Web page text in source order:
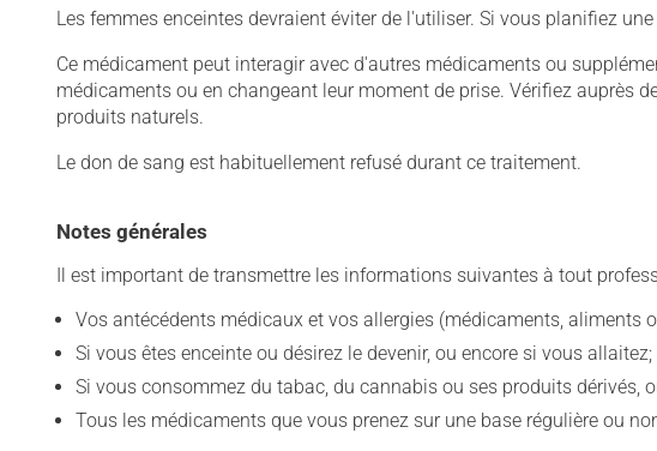
Les femmes enceintes devraient éviter de l'utiliser. Si vous planifiez
Ce médicament peut interagir avec d'autres médicaments ou
médicaments ou en changeant leur moment de prise. Vérifiez auprès
produits naturels.
Le don de sang est habituellement refusé durant ce traitement.
Notes générales
Il est important de transmettre les informations suivantes à tout
Vos antécédents médicaux et vos allergies (médicaments, aliments
Si vous êtes enceinte ou désirez le devenir, ou encore si vous allaitez;
Si vous consommez du tabac, du cannabis ou ses produits dérivés,
Tous les médicaments que vous prenez sur une base régulière ou